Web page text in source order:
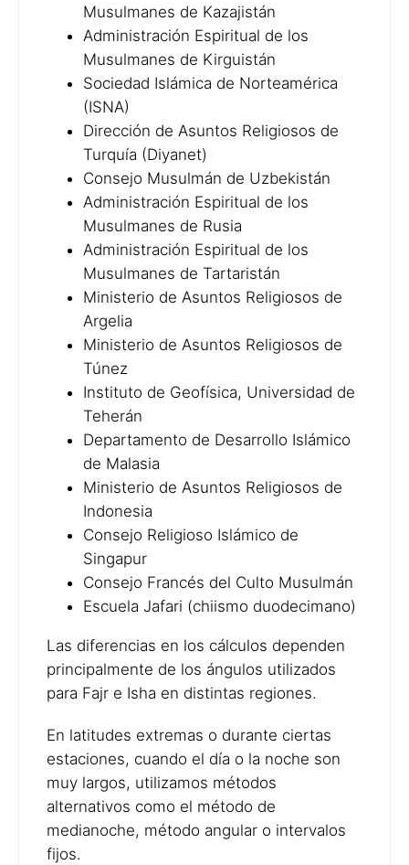
Musulmanes de Kazajistán
Administración Espiritual de los
Musulmanes de Kirguistán
Sociedad Islámica de Norteamérica
(ISNA)
Dirección de Asuntos Religiosos de
Turquía (Diyanet)
Consejo Musulmán de Uzbekistán
Administración Espiritual de los
Musulmanes de Rusia
Administración Espiritual de los
Musulmanes de Tartaristán
Ministerio de Asuntos Religiosos de
Argelia
Ministerio de Asuntos Religiosos de
Túnez
Instituto de Geofísica, Universidad de
Teherán
Departamento de Desarrollo Islámico
de Malasia
Ministerio de Asuntos Religiosos de
Indonesia
Consejo Religioso Islámico de
Singapur
Consejo Francés del Culto Musulmán
Escuela Jafari (chiismo duodecimano)
Las diferencias en los cálculos dependen
principalmente de los ángulos utilizados
para Fajr e Isha en distintas regiones.
En latitudes extremas o durante ciertas
estaciones, cuando el día o la noche son
muy largos, utilizamos métodos
alternativos como el método de
medianoche, método angular o intervalos
fijos.